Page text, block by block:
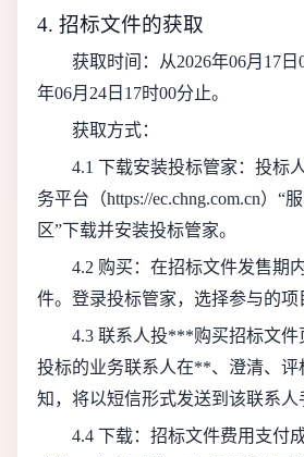
4. 招标文件的获取
获取时间：从2026年06月17日
年06月24日17时00分止。
获取方式：
4.1 下载安装投标管家：投标
务平台（https://ec.chng.com.cn）“
区”下载并安装投标管家。
4.2 购买：在招标文件发售期
件。登录投标管家，选择参与的项
4.3 联系人投***购买招标文件
投标的业务联系人在**、澄清、评
知，将以短信形式发送到该联系人
4.4 下载：招标文件费用支付